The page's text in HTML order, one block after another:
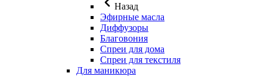
Назад
Эфирные масла
Диффузоры
Благовония
Спреи для дома
Спреи для текстиля
Для маникюра